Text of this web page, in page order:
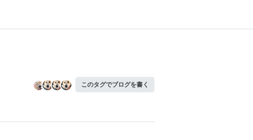
このタグでブログを書く